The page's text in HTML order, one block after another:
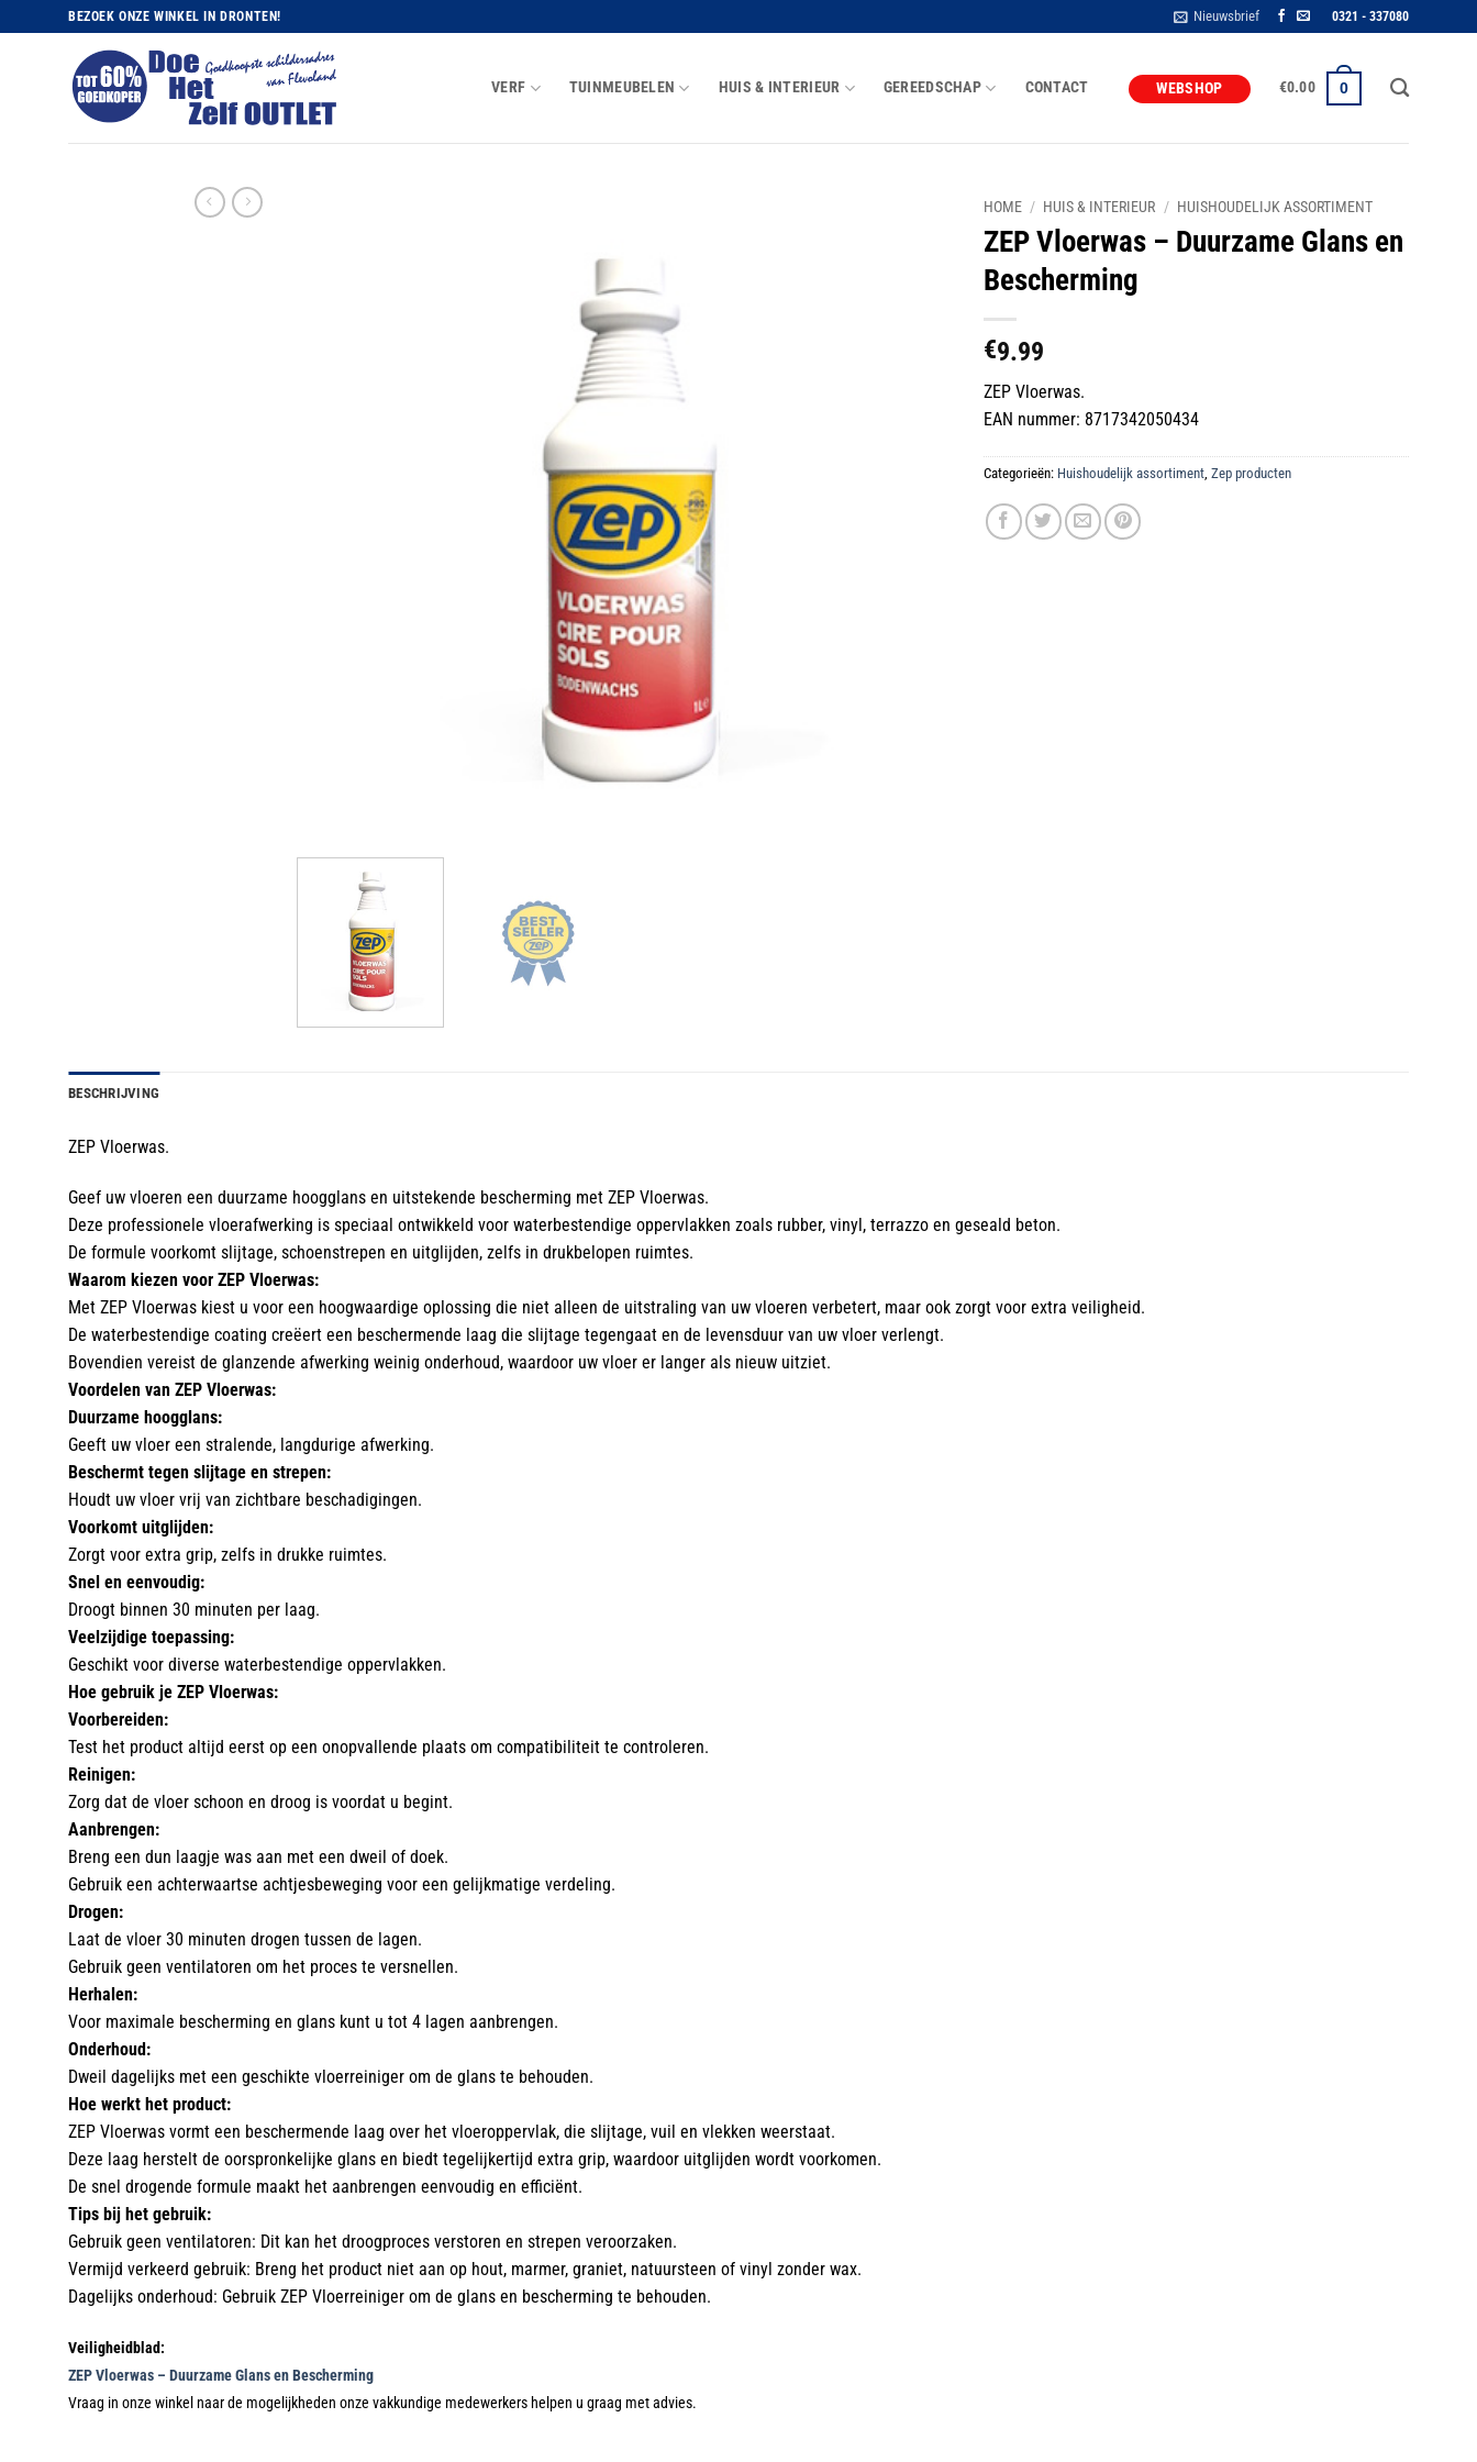
naar
BEZOEK ONZE WINKEL IN DRONTEN! Nieuwsbrief 0321 - 337080
VERF TUINMEUBELEN HUIS & INTERIEUR GEREEDSCHAP CONTACT WEBSHOP €0.00 0
HOME / HUIS & INTERIEUR / HUISHOUDELIJK ASSORTIMENT
ZEP Vloerwas – Duurzame Glans en
Bescherming
€9.99
ZEP Vloerwas.
EAN nummer: 8717342050434
Categorieën: Huishoudelijk assortiment ,Zep producten
BESCHRIJVING
ZEP Vloerwas.
Geef uw vloeren een duurzame hoogglans en uitstekende bescherming met ZEP Vloerwas.
Deze professionele vloerafwerking is speciaal ontwikkeld voor waterbestendige oppervlakken zoals rubber, vinyl, terrazzo en geseald beton.
De formule voorkomt slijtage, schoenstrepen en uitglijden, zelfs in drukbelopen ruimtes.
Waarom kiezen voor ZEP Vloerwas:
Met ZEP Vloerwas kiest u voor een hoogwaardige oplossing die niet alleen de uitstraling van uw vloeren verbetert, maar ook zorgt voor extra veiligheid.
De waterbestendige coating creëert een beschermende laag die slijtage tegengaat en de levensduur van uw vloer verlengt.
Bovendien vereist de glanzende afwerking weinig onderhoud, waardoor uw vloer er langer als nieuw uitziet.
Voordelen van ZEP Vloerwas:
Duurzame hoogglans:
Geeft uw vloer een stralende, langdurige afwerking.
Beschermt tegen slijtage en strepen:
Houdt uw vloer vrij van zichtbare beschadigingen.
Voorkomt uitglijden:
Zorgt voor extra grip, zelfs in drukke ruimtes.
Snel en eenvoudig:
Droogt binnen 30 minuten per laag.
Veelzijdige toepassing:
Geschikt voor diverse waterbestendige oppervlakken.
Hoe gebruik je ZEP Vloerwas:
Voorbereiden:
Test het product altijd eerst op een onopvallende plaats om compatibiliteit te controleren.
Reinigen:
Zorg dat de vloer schoon en droog is voordat u begint.
Aanbrengen:
Breng een dun laagje was aan met een dweil of doek.
Gebruik een achterwaartse achtjesbeweging voor een gelijkmatige verdeling.
Drogen:
Laat de vloer 30 minuten drogen tussen de lagen.
Gebruik geen ventilatoren om het proces te versnellen.
Herhalen:
Voor maximale bescherming en glans kunt u tot 4 lagen aanbrengen.
Onderhoud:
Dweil dagelijks met een geschikte vloerreiniger om de glans te behouden.
Hoe werkt het product:
ZEP Vloerwas vormt een beschermende laag over het vloeroppervlak, die slijtage, vuil en vlekken weerstaat.
Deze laag herstelt de oorspronkelijke glans en biedt tegelijkertijd extra grip, waardoor uitglijden wordt voorkomen.
De snel drogende formule maakt het aanbrengen eenvoudig en efficiënt.
Tips bij het gebruik:
Gebruik geen ventilatoren: Dit kan het droogproces verstoren en strepen veroorzaken.
Vermijd verkeerd gebruik: Breng het product niet aan op hout, marmer, graniet, natuursteen of vinyl zonder wax.
Dagelijks onderhoud: Gebruik ZEP Vloerreiniger om de glans en bescherming te behouden.
Veiligheidblad:
ZEP Vloerwas – Duurzame Glans en Bescherming
Vraag in onze winkel naar de mogelijkheden onze vakkundige medewerkers helpen u graag met advies.